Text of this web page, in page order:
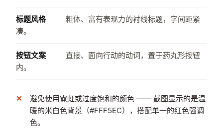
标题风格
粗体、富有表现力的衬线标题，字间距紧
凑。
按钮文案
直接、面向行动的动词，置于药丸形按钮
内。
避免使用霓虹或过度饱和的颜色 —— 截图显示的是温
暖的米白色背景（#FFF5EC），搭配单一的红色强调
色。